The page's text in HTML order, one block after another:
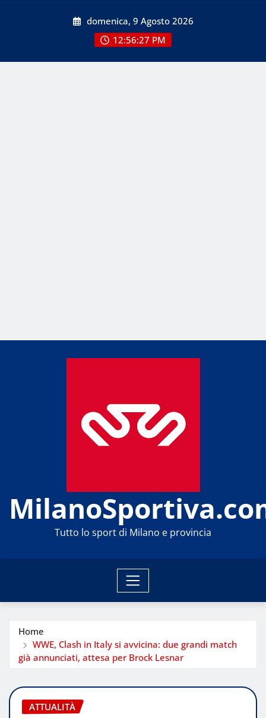
domenica, 9 Agosto 2026
12:56:29 PM
Tutto lo sport di Milano e provincia
Home
WWE, Clash in Italy si avvicina: due grandi match
già annunciati, attesa per Brock Lesnar
ATTUALITÀ